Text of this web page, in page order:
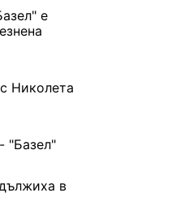
е
Николета
"Базел"
в